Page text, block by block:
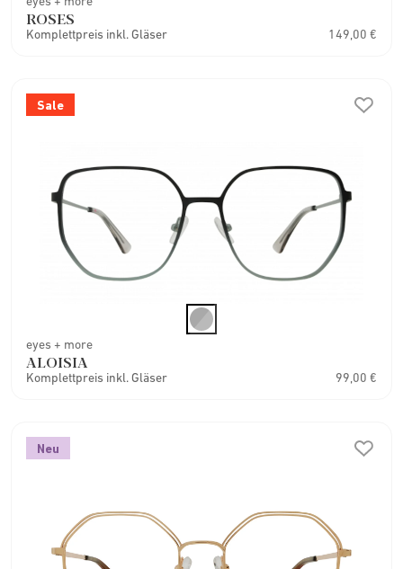
ROSES
Komplettpreis inkl. Gläser 149,00 €
Sale
eyes + more
ALOISIA
Komplettpreis inkl. Gläser 99,00 €
Neu